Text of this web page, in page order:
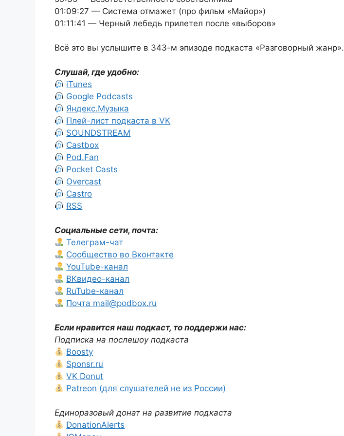
01:09:27 — Система отмажет (про фильм «Майор»)
01:11:41 — Черный лебедь прилетел после «выборов»
Всё это вы услышите в 343-м эпизоде подкаста «Разговорный жанр».
Слушай, где удобно:
iTunes
Google Podcasts
Яндекс.Музыка
Плей-лист подкаста в VK
SOUNDSTREAM
Castbox
Pod.Fan
Pocket Casts
Overcast
Castro
RSS
Социальные сети, почта:
Телеграм-чат
Сообщество во Вконтакте
YouTube-канал
ВКвидео-канал
RuTube-канал
Почта mail@podbox.ru
Если нравится наш подкаст, то поддержи нас:
Подписка на послешоу подкаста
Boosty
Sponsr.ru
VK Donut
Patreon (для слушателей не из России)
Единоразовый донат на развитие подкаста
DonationAlerts